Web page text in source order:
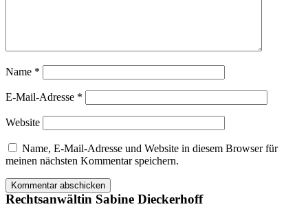
Name *
E-Mail-Adresse *
Website
Name, E-Mail-Adresse und Website in diesem Browser für
meinen nächsten Kommentar speichern.
Rechtsanwältin Sabine Dieckerhoff